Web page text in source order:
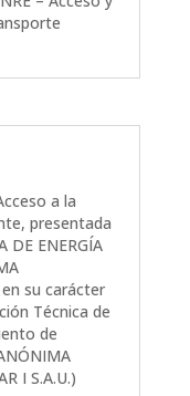
a la
presentada
DE ENERGÍA
en su carácter
Técnica de
de
I S.A.U.)